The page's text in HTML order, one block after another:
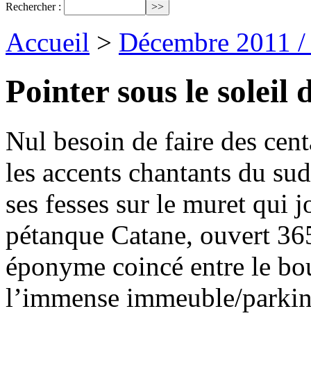
Rechercher :
Accueil > Décembre 2011
Pointer sous le soleil
Nul besoin de faire des
les accents chantants du
ses fesses sur le muret qui
pétanque Catane, ouvert
éponyme coincé entre le
l’immense immeuble/